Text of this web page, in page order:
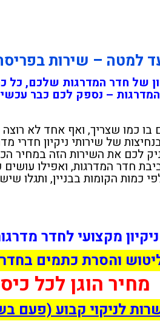
למטה – שירות
של חדר המדרגות שלכם, כל
המדרגות – נספק לכם כבר
בו כמו שצריך, ואף אחד לא
של שירותי ניקיון חדרי
לכם את השירות הזה במחיר
חדר המדרגות, ואפילו עושים
כמות הקומות בבניין, ותגלו
ניקיון מקצועי לחדר
והסרת כתמים
מחיר הוגן לכל כיס
לניקוי קבוע (פעם